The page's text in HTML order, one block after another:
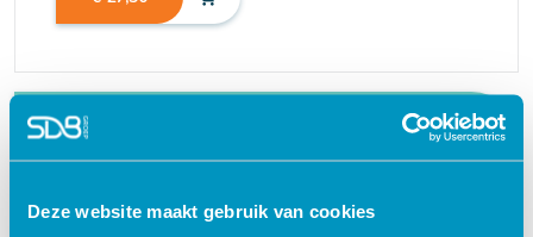
Deze website maakt gebruik van cookies
Waarom kiezen voor deze